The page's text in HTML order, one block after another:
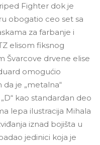
Fighter dok je
obogatio ceo set sa
za farbanje i
elisom fiksnog
Švarcove drvene elise
omogućio
je „metalna“
kao standardan deo
lepa ilustracija Mihala
iznad bojišta u
jedinici koja je